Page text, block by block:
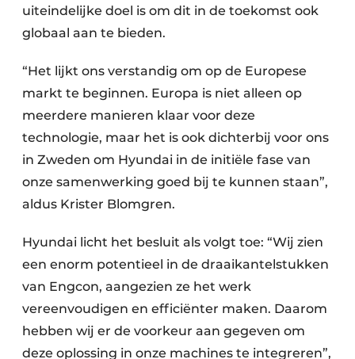
uiteindelijke doel is om dit in de toekomst ook
globaal aan te bieden.
“Het lijkt ons verstandig om op de Europese
markt te beginnen. Europa is niet alleen op
meerdere manieren klaar voor deze
technologie, maar het is ook dichterbij voor ons
in Zweden om Hyundai in de initiële fase van
onze samenwerking goed bij te kunnen staan”,
aldus Krister Blomgren.
Hyundai licht het besluit als volgt toe: “Wij zien
een enorm potentieel in de draaikantelstukken
van Engcon, aangezien ze het werk
vereenvoudigen en efficiënter maken. Daarom
hebben wij er de voorkeur aan gegeven om
deze oplossing in onze machines te integreren”,